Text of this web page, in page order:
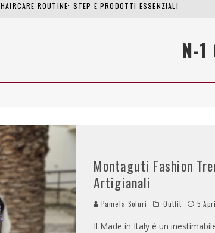
HAIRCARE ROUTINE: STEP E PRODOTTI ESSENZIALI
ERRORI COMUNI E CATTIVE ABITUDINI CHE FANNO LIEVITARE
N-1
Montaguti Fashion
Artigianali
Pamela Soluri Outfit 5
Il Made in Italy è un